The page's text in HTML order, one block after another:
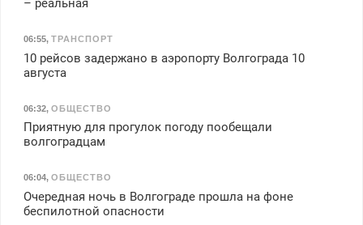
– реальная
06:55, ТРАНСПОРТ
10 рейсов задержано в аэропорту Волгограда 10
августа
06:32, ОБЩЕСТВО
Приятную для прогулок погоду пообещали
волгоградцам
06:04, ОБЩЕСТВО
Очередная ночь в Волгограде прошла на фоне
беспилотной опасности